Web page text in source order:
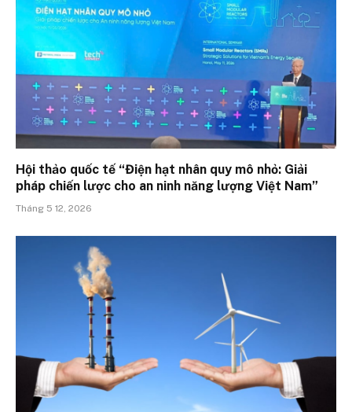
Hội thảo quốc tế “Điện hạt nhân quy mô nhỏ: Giải
pháp chiến lược cho an ninh năng lượng Việt Nam”
Tháng 5 12, 2026